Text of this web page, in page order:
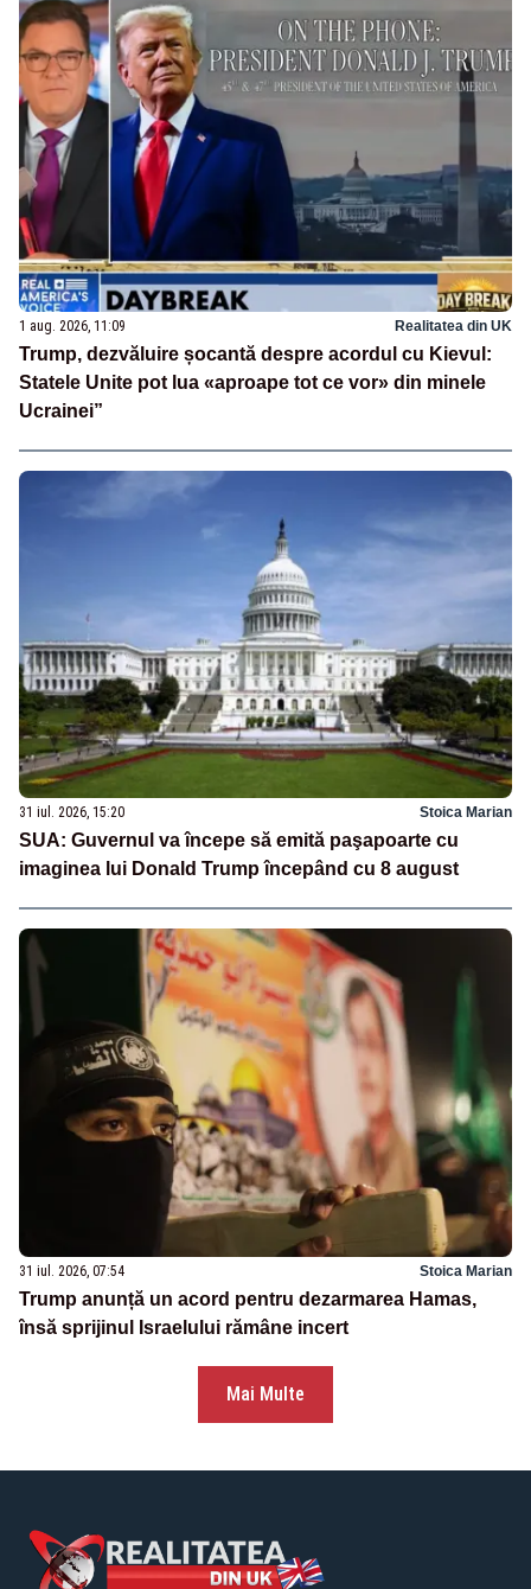
1 aug. 2026, 11:09 Realitatea din UK
Trump, dezvăluire șocantă despre acordul cu Kievul:
Statele Unite pot lua «aproape tot ce vor» din minele
Ucrainei”
31 iul. 2026, 15:20 Stoica Marian
SUA: Guvernul va începe să emită paşapoarte cu
imaginea lui Donald Trump începând cu 8 august
31 iul. 2026, 07:54 Stoica Marian
Trump anunță un acord pentru dezarmarea Hamas,
însă sprijinul Israelului rămâne incert
Mai Multe